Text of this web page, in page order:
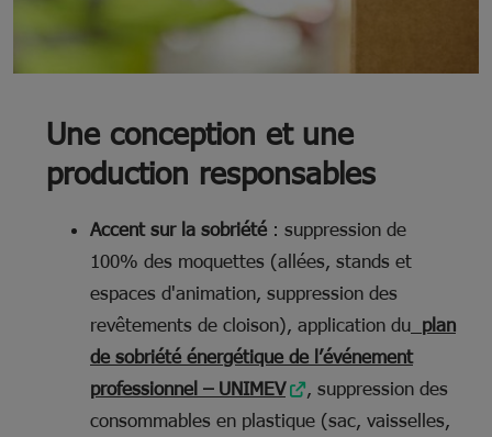
Une conception et une
production responsables
Accent sur la sobriété : suppression de
100% des moquettes (allées, stands et
espaces d'animation, suppression des
revêtements de cloison), application du plan
de sobriété énergétique de l’événement
professionnel – UNIMEV
, suppression des
consommables en plastique (sac, vaisselles,